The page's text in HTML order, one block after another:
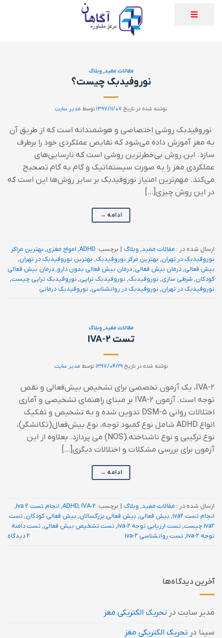
مقالات مفید, وبلاگ
نوروفیدبک چیست؟
نوشته شده در تاریخ ۱۳۹۷/۱۱/۰۷ توسط مدیر سایت
نوروفیدبک روشی اختصاصی و هوشمندانه است که از طریق آن
به مغز آموزش داده می‌شود که نقایص عملکردی خود را برطرف
سازد. این روش بی‌خطرترین روشی است که نارسایی‌های
عملکردی مغز را به صورت سیستماتیک و گام به گام تصحیح
می‌کند. مهم‌ترین امتیاز نوروفیدبک بر سایر روش‌ها این است که
در این روش چیزی[…]
ادامه →
ارسال شده در : مقالات مفید, وبلاگ | برچسب: ADHD
, امواج مغزی, بهترین مراکز
نوروفیدبک در تهران, بهترین مرکز نوروفیدبک, بهترین نوروفیدبک در تهران,
بیش فعالی,درمان بیش فعالی,درمان بیش فعالی بدون دارو,درمان بیش فعالی
کودکان, شرطی سازی, نوروفیدبک, نوروفیدبک تراپی, نوروفیدبک تراپی چیست,
نوروفیدبک در تهران, نوروفیدبک در روانشناسی, نوروفیدبک درمانی
مقالات مفید, وبلاگ
تست IVA-2
نوشته شده در تاریخ ۱۳۹۷/۰۴/۲۹ توسط مدیر سایت
IVA-2، یک آزمون تخصصی برای تشخیص بیش‌فعالی و نقص
توجه است. آزمون IVA-2 بر مبنای راهنمای تشخیصی و آماری
اختلالات روانی DSM-5 تدوین شده و به تشخیص و تفکیک
انواع ADHD شامل نوع کمبود توجه، نوع بیش‌فعال(تکانشگر)،
نوع ترکیبی و نوع ناشناخته (NOS) می پردازد. بعلاوه از این
آزمون برای بررسی مشکلات و اختلالات دیگری[…]
ادامه →
ارسال شده در : مقالات مفید, وبلاگ | برچسب: ADHD, IVA-2
, انجام تست iva 2
,
انجام تست iva2
, بیش فعالی, بیش فعالی بزرگسالان, بیش فعالی کودکان, تست
iva2 چیست
, تست ارزیابی توجه iva-2 , تست تشخیص بیش فعالی, تست دامنه
توجه iva-2
, تست روانشناسی iva-2 2 دیدگاه
آخرین دیدگاه‌ها
مدیر سایت در تحریک الکتریکی مغز
سینا در تحریک الکتریکی مغز